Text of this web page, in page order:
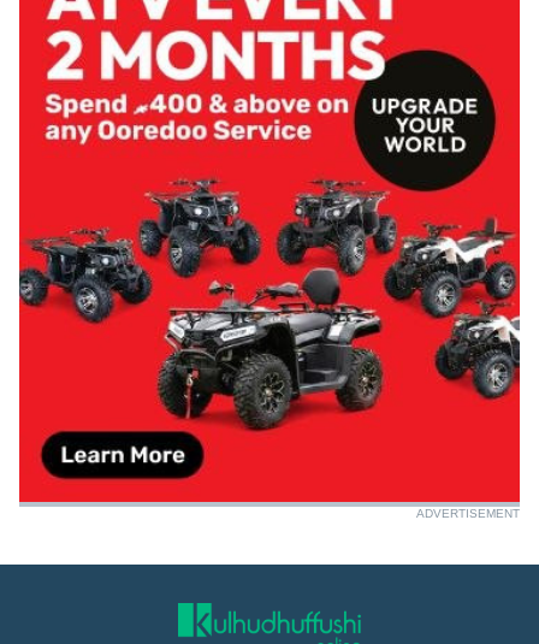
ADVERTISEMENT